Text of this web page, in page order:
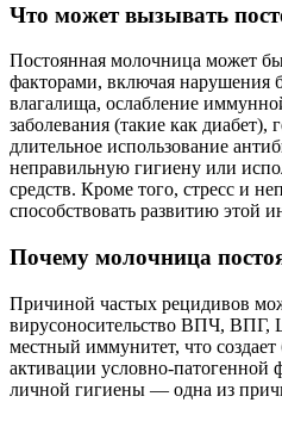
Что может вызывать
Постоянная молочница может
факторами, включая нарушения
влагалища, ослабление
заболевания (такие как
длительное использование
неправильную гигиену или
средств. Кроме того, стресс и
способствовать развитию этой
Почему молочница
Причиной частых рецидивов
вирусоносительство ВПЧ,
местный иммунитет, что
активации условно-
личной гигиены — одна из